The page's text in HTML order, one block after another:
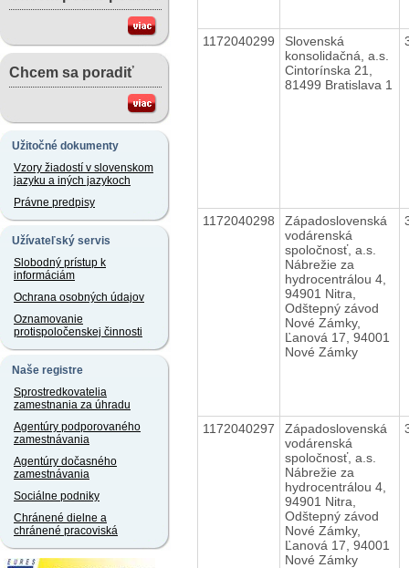
Chcem sa poradiť
Užitočné dokumenty
Vzory žiadostí v slovenskom
jazyku a iných jazykoch
Právne predpisy
Užívateľský servis
Slobodný prístup k
informáciám
Ochrana osobných údajov
Oznamovanie
protispoločenskej činnosti
Naše registre
Sprostredkovatelia
zamestnania za úhradu
Agentúry podporovaného
zamestnávania
Agentúry dočasného
zamestnávania
Sociálne podniky
Chránené dielne a
chránené pracoviská
1172040299
Slovenská
konsolidačná, a.s.
Cintorínska 21,
81499 Bratislava 1
1172040298
Západoslovenská
vodárenská
spoločnosť, a.s.
Nábrežie za
hydrocentrálou 4,
94901 Nitra,
Odštepný závod
Nové Zámky,
Ľanová 17, 94001
Nové Zámky
1172040297
Západoslovenská
vodárenská
spoločnosť, a.s.
Nábrežie za
hydrocentrálou 4,
94901 Nitra,
Odštepný závod
Nové Zámky,
Ľanová 17, 94001
Nové Zámky